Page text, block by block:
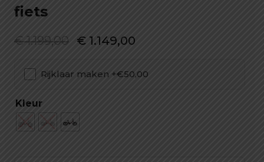
fiets
€1.199,00 Oorspronkelijke
was:
€ 1.149,00
is:
Rijklaar maken +€50,00
Kleur